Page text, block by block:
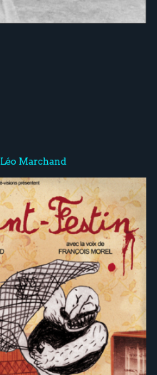
Léo Marchand